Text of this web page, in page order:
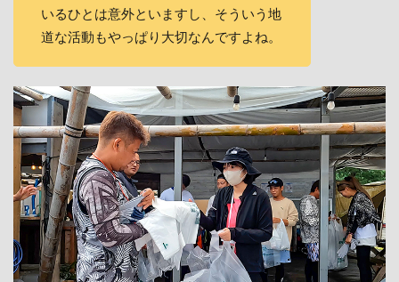
いるひとは意外といますし、そういう地
道な活動もやっぱり大切なんですよね。